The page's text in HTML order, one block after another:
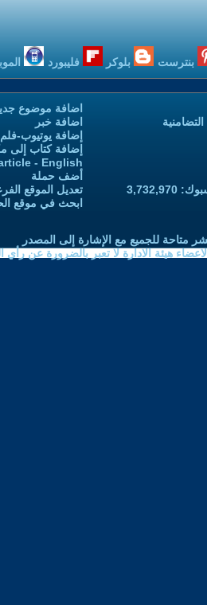
بنترست بلوكر فليبورد
اضافة موضوع
اضافة خبر
إضافة يوتيوب-
إضافة كتاب إلى
- English
أضف حملة
تعديل الموقع
ابحث في موقع
متاحة للجميع مع الإشارة إلى المصدر
هيئة الادارة لا تعبر بالضرورة عن رأي